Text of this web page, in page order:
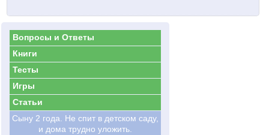
Вопросы и Ответы
Книги
Тесты
Игры
Статьи
Cыну 2 года. Не спит в детском саду,
и дома трудно уложить.